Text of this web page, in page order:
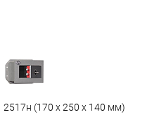
2517н (170 х 250 х 140 мм)